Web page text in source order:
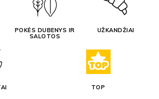
POKĖS DUBENYS IR
SALOTOS
UŽKANDŽIAI
TOP